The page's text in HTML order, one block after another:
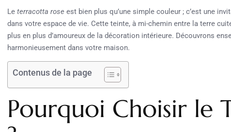
Le terracotta rose est bien plus qu’une simple couleur ; c’est une
dans votre espace de vie. Cette teinte, à mi-chemin entre la terre
plus en plus d’amoureux de la décoration intérieure. Découvrons
harmonieusement dans votre maison.
Contenus de la page
Pourquoi Choisir le